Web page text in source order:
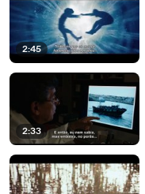
2:45
2:33